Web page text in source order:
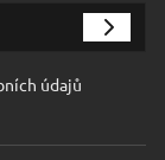
údajů